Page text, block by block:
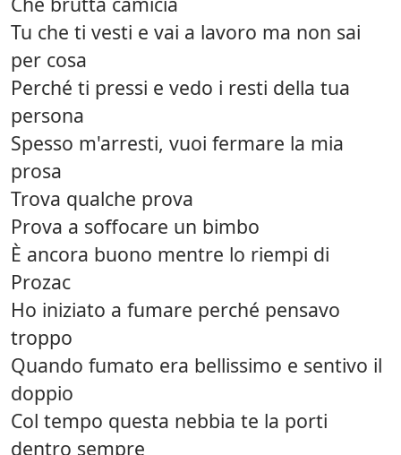
Tu che ti vesti e vai a lavoro ma non sai
per cosa
Perché ti pressi e vedo i resti della tua
persona
Spesso m'arresti, vuoi fermare la mia
prosa
Trova qualche prova
Prova a soffocare un bimbo
È ancora buono mentre lo riempi di
Prozac
Ho iniziato a fumare perché pensavo
troppo
Quando fumato era bellissimo e sentivo il
doppio
Col tempo questa nebbia te la porti
dentro sempre